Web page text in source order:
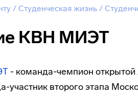
/ Студенческая жизнь /
КВН МИЭТ
- команда-чемпион открытой
участник второго этапа